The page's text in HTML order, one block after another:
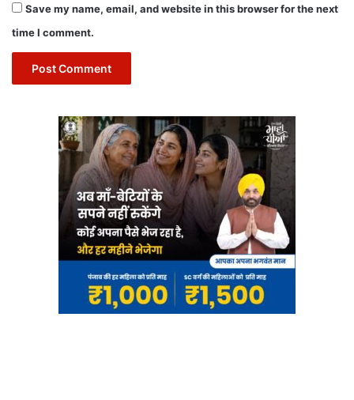
Save my name, email, and website in this browser for the next
time I comment.